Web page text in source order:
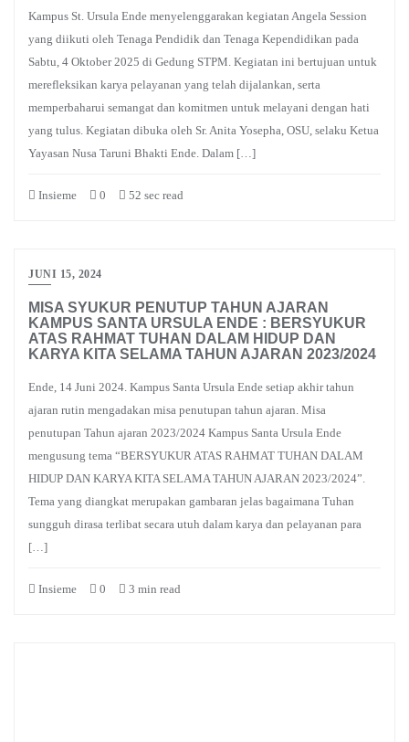
Kampus St. Ursula Ende menyelenggarakan kegiatan Angela Session
yang diikuti oleh Tenaga Pendidik dan Tenaga Kependidikan pada
Sabtu, 4 Oktober 2025 di Gedung STPM. Kegiatan ini bertujuan untuk
merefleksikan karya pelayanan yang telah dijalankan, serta
memperbaharui semangat dan komitmen untuk melayani dengan hati
yang tulus. Kegiatan dibuka oleh Sr. Anita Yosepha, OSU, selaku Ketua
Yayasan Nusa Taruni Bhakti Ende. Dalam […]
Insieme 0 52 sec read
JUNI 15, 2024
MISA SYUKUR PENUTUP TAHUN AJARAN
KAMPUS SANTA URSULA ENDE : BERSYUKUR
ATAS RAHMAT TUHAN DALAM HIDUP DAN
KARYA KITA SELAMA TAHUN AJARAN 2023/2024
Ende, 14 Juni 2024. Kampus Santa Ursula Ende setiap akhir tahun
ajaran rutin mengadakan misa penutupan tahun ajaran. Misa
penutupan Tahun ajaran 2023/2024 Kampus Santa Ursula Ende
mengusung tema “BERSYUKUR ATAS RAHMAT TUHAN DALAM
HIDUP DAN KARYA KITA SELAMA TAHUN AJARAN 2023/2024”.
Tema yang diangkat merupakan gambaran jelas bagaimana Tuhan
sungguh dirasa terlibat secara utuh dalam karya dan pelayanan para
[…]
Insieme 0 3 min read